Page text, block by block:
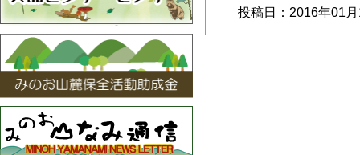
投稿日：2016年01